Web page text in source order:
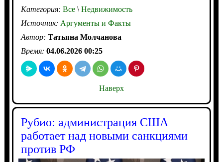
Категория: Все\Недвижимость
Источник: Аргументы и Факты
Автор: Татьяна Молчанова
Время: 04.06.2026 00:25
Наверх
Рубио: администрация США
работает над новыми санкциями
против РФ